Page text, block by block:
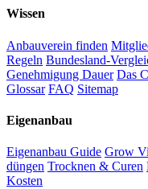
Wissen
Anbauverein finden
Regeln Bundesland-
Genehmigung Dauer Das
Glossar FAQ Sitemap
Eigenanbau
Eigenanbau Guide Grow
düngen Trocknen & Curen
Kosten